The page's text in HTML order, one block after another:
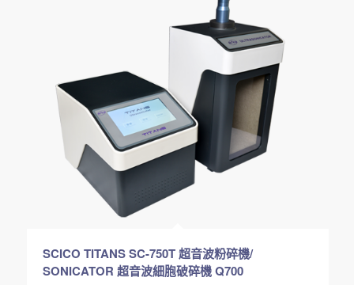
SCICO TITANS SC-750T 超音波粉碎機/
SONICATOR 超音波細胞破碎機 Q700